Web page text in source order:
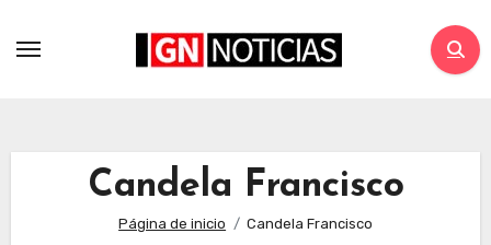
Candela Francisco
Página de inicio Candela Francisco